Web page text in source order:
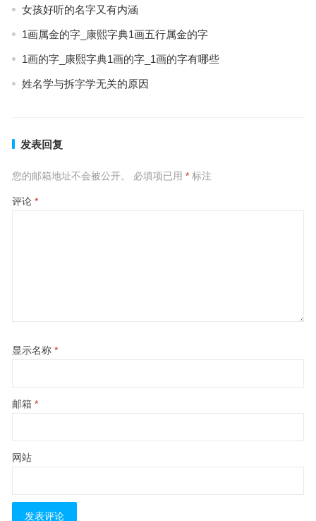
女孩好听的名字又有内涵
1画属金的字_康熙字典1画五行属金的字
1画的字_康熙字典1画的字_1画的字有哪些
姓名学与拆字学无关的原因
发表回复
您的邮箱地址不会被公开。 必填项已用 *标注
评论 *
显示名称 *
邮箱 *
网站